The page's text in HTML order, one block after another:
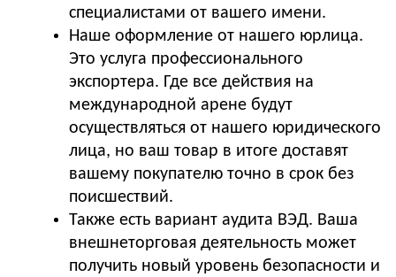
специалистами от вашего имени.
Наше оформление от нашего юрлица.
Это услуга профессионального
экспортера. Где все действия на
международной арене будут
осуществляться от нашего юридического
лица, но ваш товар в итоге доставят
вашему покупателю точно в срок без
поисшествий.
Также есть вариант аудита ВЭД. Ваша
внешнеторговая деятельность может
получить новый уровень безопасности и